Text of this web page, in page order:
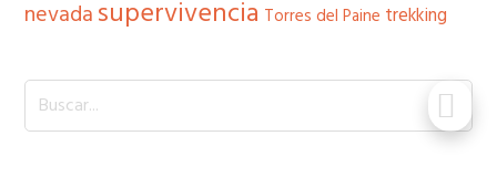
nevadasupervivencia Torres del Paine trekking
u